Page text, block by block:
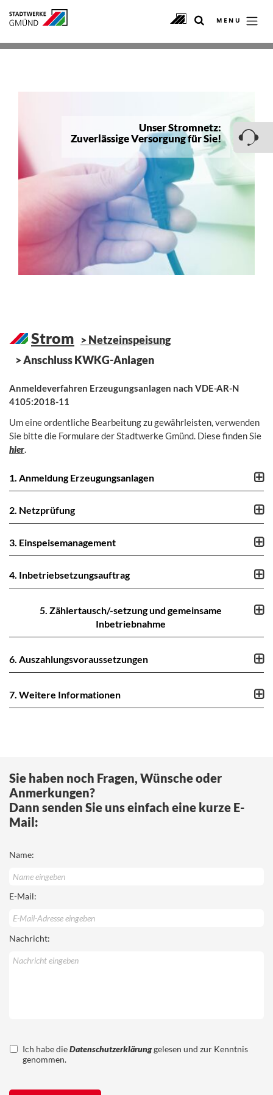
MENU
Unser Stromnetz:
Zuverlässige Versorgung für Sie!
Strom
Netzeinspeisung
Anschluss KWKG-Anlagen
Anmeldeverfahren Erzeugungsanlagen nach VDE-AR-N
4105:2018-11
Um eine ordentliche Bearbeitung zu gewährleisten, verwenden
Sie bitte die Formulare der Stadtwerke Gmünd. Diese finden Sie
hier.
1. Anmeldung Erzeugungsanlagen
2. Netzprüfung
3. Einspeisemanagement
4. Inbetriebsetzungsauftrag
5. Zählertausch/-setzung und gemeinsame
Inbetriebnahme
6. Auszahlungsvoraussetzungen
7. Weitere Informationen
Sie haben noch Fragen, Wünsche oder
Anmerkungen?
Dann senden Sie uns einfach eine kurze E-
Mail:
Name:
E-Mail:
Nachricht:
Ich habe dieDatenschutzerklärunggelesen und zur Kenntnis
genommen.